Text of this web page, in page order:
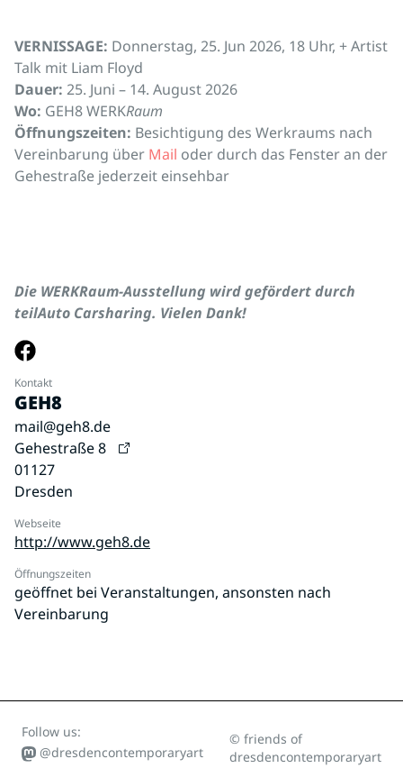
VERNISSAGE: Donnerstag, 25. Jun 2026, 18 Uhr, + Artist
Talk mit Liam Floyd
Dauer: 25. Juni – 14. August 2026
Wo: GEH8 WERKRaum
Öffnungszeiten: Besichtigung des Werkraums nach
Vereinbarung über Mail oder durch das Fenster an der
Gehestraße jederzeit einsehbar
Die WERKRaum-Ausstellung wird gefördert durch
teilAuto Carsharing. Vielen Dank!
Kontakt
GEH8
mail@geh8.de
Gehestraße 8
01127
Dresden
Webseite
http://www.geh8.de
Öffnungszeiten
geöffnet bei Veranstaltungen, ansonsten nach
Vereinbarung
Follow us:
@dresdencontemporaryart
© friends of
dresdencontemporaryart